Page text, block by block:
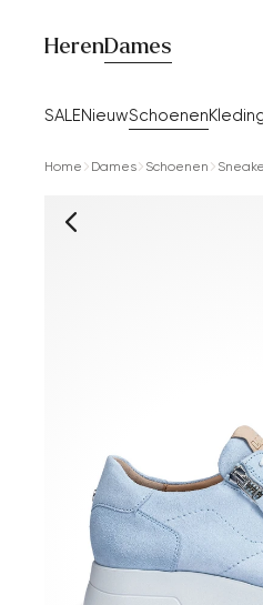
HerenDames
SALENieuwSchoenen
Home Dames Schoenen